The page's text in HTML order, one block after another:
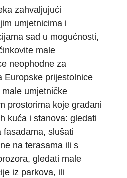
zahvaljujući
umjetnicima i
sad u mogućnosti,
male
neophodne za
Europske prijestolnice
umjetničke
prostorima koje građani
kuća i stanova: gledati
fasadama, slušati
na terasama ili s
gledati male
iz parkova, ili